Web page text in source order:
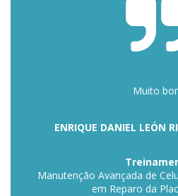
Muito
ENRIQUE DANIEL LEÓN
Manutenção Avançada de
em Reparo da